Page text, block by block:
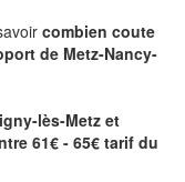
combien coute
de Metz-Nancy-
lès-Metz et
61€ - 65€ tarif du